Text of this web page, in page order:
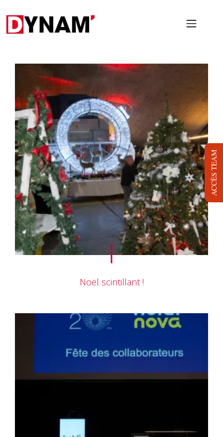
NOUS
LOCATION
BLOG
JOB
DYNAM TV
CONTACT
Noël scintillant !
ACCÈS TEAM